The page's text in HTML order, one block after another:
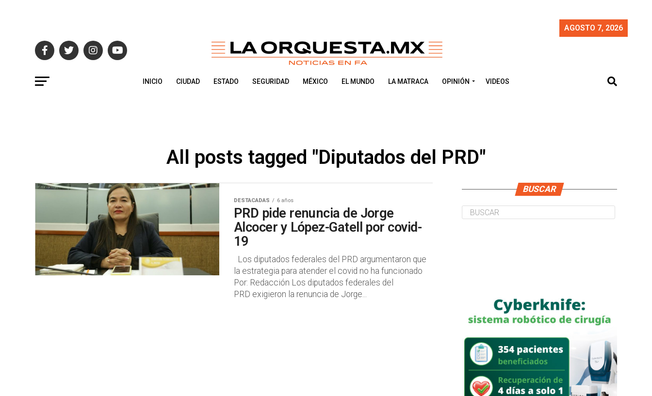
AGOSTO 7, 2026
INICIO CIUDAD ESTADO SEGURIDAD MÉXICO EL MUNDO LA MATRACA OPINIÓN VIDEOS
All posts tagged "Diputados del PRD"
DESTACADAS 6 años
PRD pide renuncia de Jorge
Alcocer y López-Gatell por covid-
19
Los diputados federales del PRD argumentaron que
la estrategia para atender el covid no ha funcionado
Por: Redacción Los diputados federales del
PRD exigieron la renuncia de Jorge...
BUSCAR